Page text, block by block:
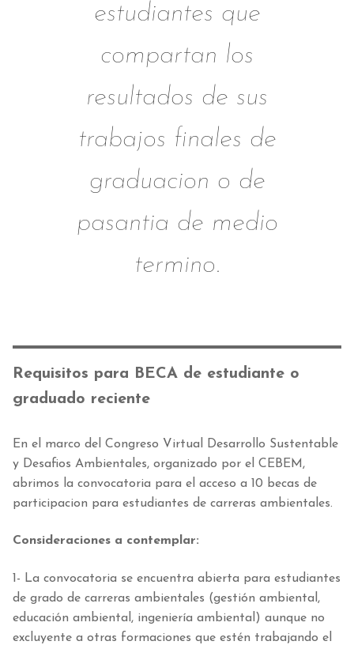
estudiantes que
compartan los
resultados de sus
trabajos finales de
graduacion o de
pasantia de medio
termino.
Requisitos para BECA de estudiante o
graduado reciente
En el marco del Congreso Virtual Desarrollo Sustentable
y Desafios Ambientales, organizado por el CEBEM,
abrimos la convocatoria para el acceso a 10 becas de
participacion para estudiantes de carreras ambientales.
Consideraciones a contemplar:
1- La convocatoria se encuentra abierta para estudiantes
de grado de carreras ambientales (gestión ambiental,
educación ambiental, ingeniería ambiental) aunque no
excluyente a otras formaciones que estén trabajando el